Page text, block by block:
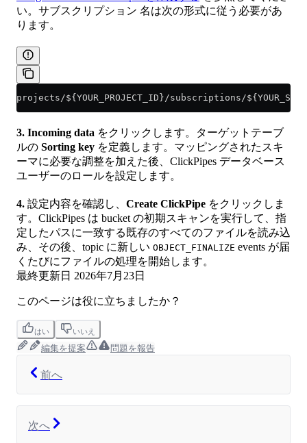
い。サブスクリプション 名は次の形式に従う必要があ
ります。
projects/${YOUR_PROJECT_ID}/subscriptions/
3. Incoming data をクリックします。ターゲットテーブ
ルの Sorting key を定義します。マッピングされたスキ
ーマに必要な調整を加えた後、ClickPipes データベース
ユーザーのロールを設定します。
4. 設定内容を確認し、 Create ClickPipe をクリックしま
す。ClickPipes は bucket の初期スキャンを実行して、指
定したパスに一致する既存のすべてのファイルを読み込
み、その後、topic に新しい OBJECT_FINALIZE events が届
くたびにファイルの処理を開始します。
最終更新日 2026年7月23日
このページは役に立ちましたか？
はい いいえ
編集を提案 問題を報告
前へ
次へ